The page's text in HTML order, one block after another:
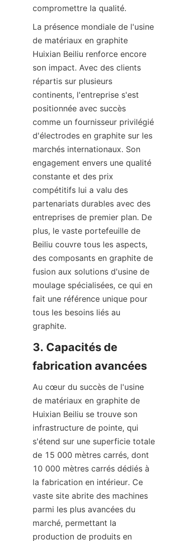
compromettre la qualité.
La présence mondiale de l'usine
de matériaux en graphite
Huixian Beiliu renforce encore
son impact. Avec des clients
répartis sur plusieurs
continents, l'entreprise s'est
positionnée avec succès
comme un fournisseur privilégié
d'électrodes en graphite sur les
marchés internationaux. Son
engagement envers une qualité
constante et des prix
compétitifs lui a valu des
partenariats durables avec des
entreprises de premier plan. De
plus, le vaste portefeuille de
Beiliu couvre tous les aspects,
des composants en graphite de
fusion aux solutions d'usine de
moulage spécialisées, ce qui en
fait une référence unique pour
tous les besoins liés au
graphite.
3. Capacités de
fabrication avancées
Au cœur du succès de l'usine
de matériaux en graphite de
Huixian Beiliu se trouve son
infrastructure de pointe, qui
s'étend sur une superficie totale
de 15 000 mètres carrés, dont
10 000 mètres carrés dédiés à
la fabrication en intérieur. Ce
vaste site abrite des machines
parmi les plus avancées du
marché, permettant la
production de produits en